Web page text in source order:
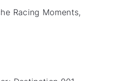
Racing Moments,